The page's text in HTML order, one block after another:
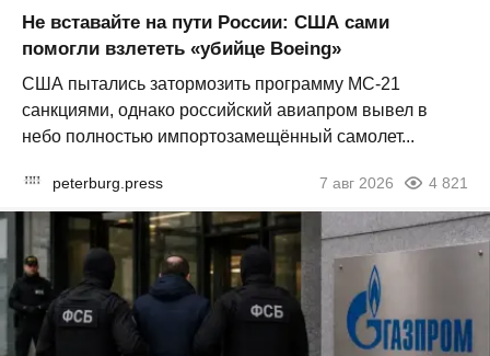
Не вставайте на пути России: США сами
помогли взлететь «убийце Boeing»
США пытались затормозить программу МС-21
санкциями, однако российский авиапром вывел в
небо полностью импортозамещённый самолет...
peterburg.press 7 авг 2026 4 821